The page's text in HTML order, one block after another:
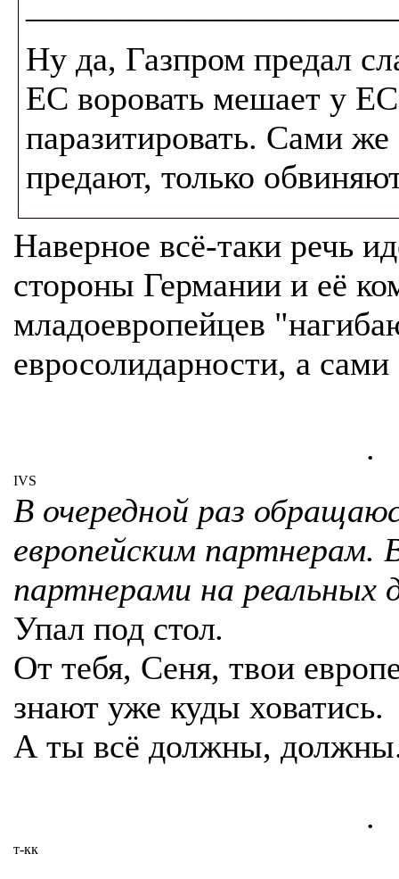
Ну да, Газпром предал
ЕС воровать мешает у
паразитировать. Сами
предают, только
Наверное всё-таки речь
стороны Германии и её
младоевропейцев
евросолидарности, а
.
IVS
В очередной раз
европейским
партнерами на реальных
Упал под стол.
От тебя, Сеня, твои
знают уже куды ховатись.
А ты всё должны,
.
т-кк